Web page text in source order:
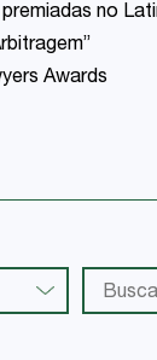
no
Awards